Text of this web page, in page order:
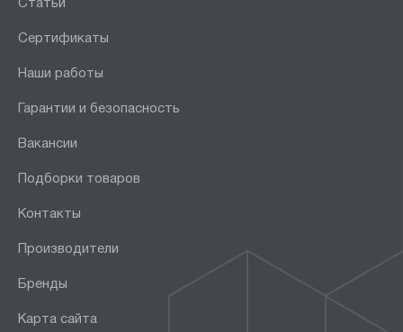
Статьи
Сертификаты
Наши работы
Гарантии и безопасность
Вакансии
Подборки товаров
Контакты
Производители
Бренды
Карта сайта